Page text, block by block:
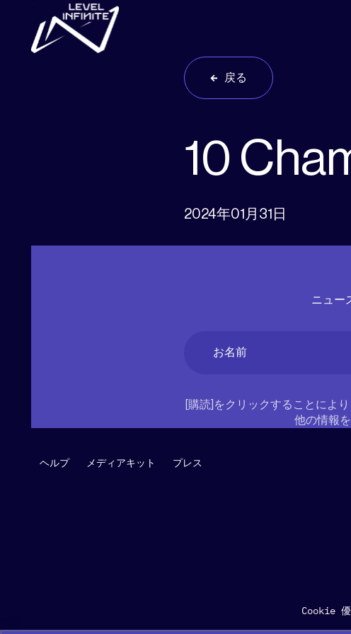
Skip to main content
戻る
10
2024年01月31日
ニュー
[購読]をクリックすることによ
他の情報
ヘルプ メディアキット プレス
Cookie